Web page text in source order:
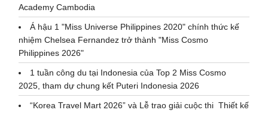
Academy Cambodia
Á hậu 1 "Miss Universe Philippines 2020" chính thức kế
nhiệm Chelsea Fernandez trở thành "Miss Cosmo
Philippines 2026"
1 tuần công du tại Indonesia của Top 2 Miss Cosmo
2025, tham dự chung kết Puteri Indonesia 2026
“Korea Travel Mart 2026” và Lễ trao giải cuộc thi Thiết kế